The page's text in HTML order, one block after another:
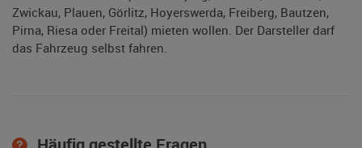
Zwickau, Plauen, Görlitz, Hoyerswerda, Freiberg, Bautzen,
Pirna, Riesa oder Freital) mieten wollen. Der Darsteller darf
das Fahrzeug selbst fahren.